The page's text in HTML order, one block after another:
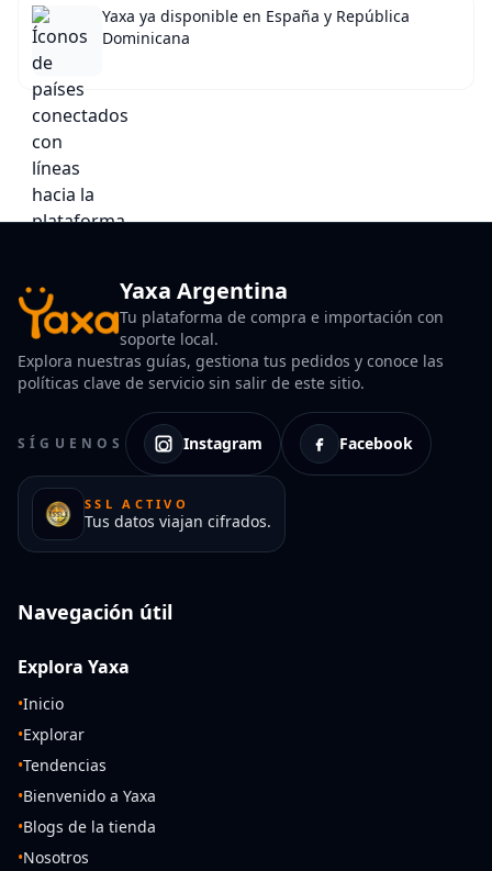
Yaxa ya disponible en España y República
Dominicana
Yaxa Argentina
Tu plataforma de compra e importación con
soporte local.
Explora nuestras guías, gestiona tus pedidos y conoce las
políticas clave de servicio sin salir de este sitio.
SÍGUENOS Instagram Facebook
SSL ACTIVO
Tus datos viajan cifrados.
Navegación útil
Explora Yaxa
•Inicio
•Explorar
•Tendencias
•Bienvenido a Yaxa
•Blogs de la tienda
•Nosotros